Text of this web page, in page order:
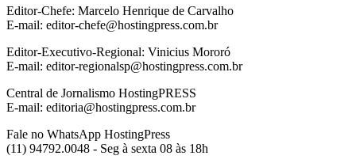
Editor-Chefe: Marcelo Henrique de Carvalho
E-mail: editor-chefe@hostingpress.com.br
Editor-Executivo-Regional: Vinicius Mororó
E-mail: editor-regionalsp@hostingpress.com.br
Central de Jornalismo HostingPRESS
E-mail: editoria@hostingpress.com.br
Fale no WhatsApp HostingPress
(11) 94792.0048 - Seg à sexta 08 às 18h